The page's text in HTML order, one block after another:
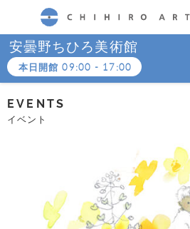
CHIHIRO ART MUSEUM
安曇野ちひろ美術館
本日開館09:00 - 17:00
EVENTS
イベント